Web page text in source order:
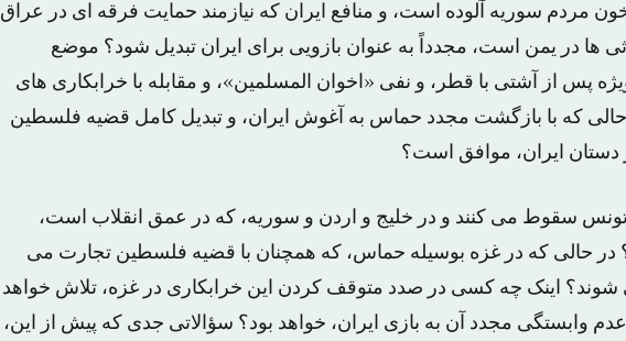
مردم سوریه آلوده است، و منافع ایران که نیازمند حمایت فرقه ای در عراق
ها در یمن است، مجدداً به عنوان بازویی برای ایران تبدیل شود؟ موضع
پس از آشتی با قطر، و نفی «اخوان المسلمین»، و مقابله با خرابکاری های
حالی که با بازگشت مجدد حماس به آغوش ایران، و تبدیل کامل قضیه فلسطین
دستان ایران، موافق است؟
سقوط می کنند و در خلیج و اردن و سوریه، که در عمق انقلاب است،
حالی که در غزه بوسیله حماس، که همچنان با قضیه فلسطین تجارت می
شوند؟ اینک چه کسی در صدد متوقف کردن این خرابکاری در غزه، تلاش خواهد
وابستگی مجدد آن به بازی ایران، خواهد بود؟ سؤالاتی جدی که پیش از این،